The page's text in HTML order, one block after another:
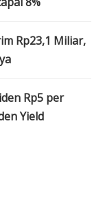
Rp23,1 Miliar,
Rp5 per
Yield